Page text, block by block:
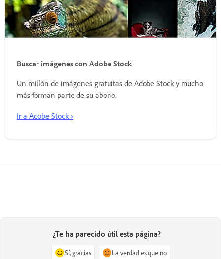
Buscar imágenes con Adobe Stock
Un millón de imágenes gratuitas de Adobe Stock y mucho
más forman parte de su abono.
Ir a Adobe Stock ›
¿Te ha parecido útil esta página?
Sí, gracias La verdad es que no